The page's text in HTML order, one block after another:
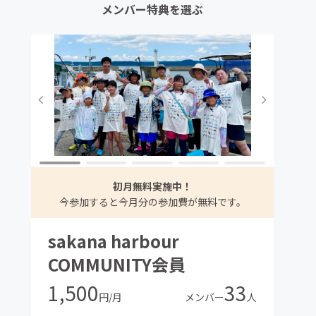
メンバー特典を選ぶ
初月無料実施中！
今参加すると今月分の参加費が無料です。
sakana harbour
COMMUNITY会員
1,500円/月 メンバー33人